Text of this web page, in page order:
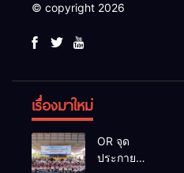
© copyright 2026
เรื่องมาใหม่
OR จุด
ประกาย